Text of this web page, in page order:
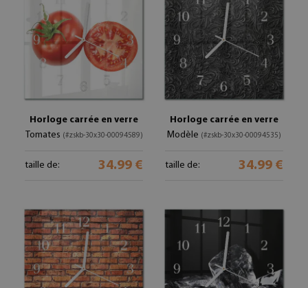
Horloge carrée en verre
Tomates (#zskb-30x30-00094589)
taille de: 34.99 €
Horloge carrée en verre
Modèle (#zskb-30x30-00094535)
taille de: 34.99 €